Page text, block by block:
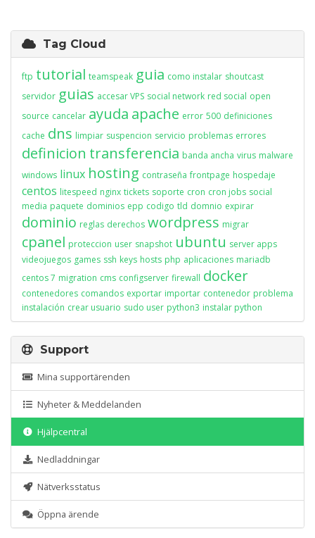
Tag Cloud
ftp tutorial teamspeak guia como instalar shoutcast
servidor guias accesar VPS social network red social open
source cancelar ayuda apache error 500 definiciones
cache dns limpiar suspencion servicio problemas errores
definicion transferencia banda ancha virus malware
windows linux hosting contraseña frontpage hospedaje
centos litespeed nginx tickets soporte cron cron jobs social
media paquete dominios epp codigo tld domnio expirar
dominio reglas derechos wordpress migrar
cpanel proteccion user snapshot ubuntu server apps
videojuegos games ssh keys hosts php aplicaciones mariadb
centos 7 migration cms configserver firewall docker
contenedores comandos exportar importar contenedor problema
instalación crear usuario sudo user python3 instalar python
Support
Mina supportärenden
Nyheter & Meddelanden
Hjälpcentral
Nedladdningar
Nätverksstatus
Öppna ärende